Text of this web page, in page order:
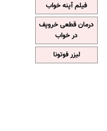
فیلم آپنه خواب
درمان قطعی خروپف
در خواب
لیزر فوتونا